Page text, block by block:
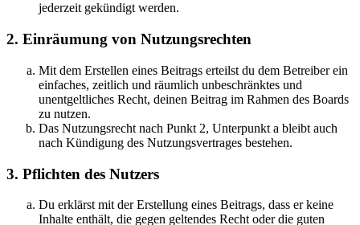
jederzeit gekündigt werden.
2. Einräumung von Nutzungsrechten
Mit dem Erstellen eines Beitrags erteilst du dem Betreiber ein
einfaches, zeitlich und räumlich unbeschränktes und
unentgeltliches Recht, deinen Beitrag im Rahmen des Boards
zu nutzen.
Das Nutzungsrecht nach Punkt 2, Unterpunkt a bleibt auch
nach Kündigung des Nutzungsvertrages bestehen.
3. Pflichten des Nutzers
Du erklärst mit der Erstellung eines Beitrags, dass er keine
Inhalte enthält, die gegen geltendes Recht oder die guten